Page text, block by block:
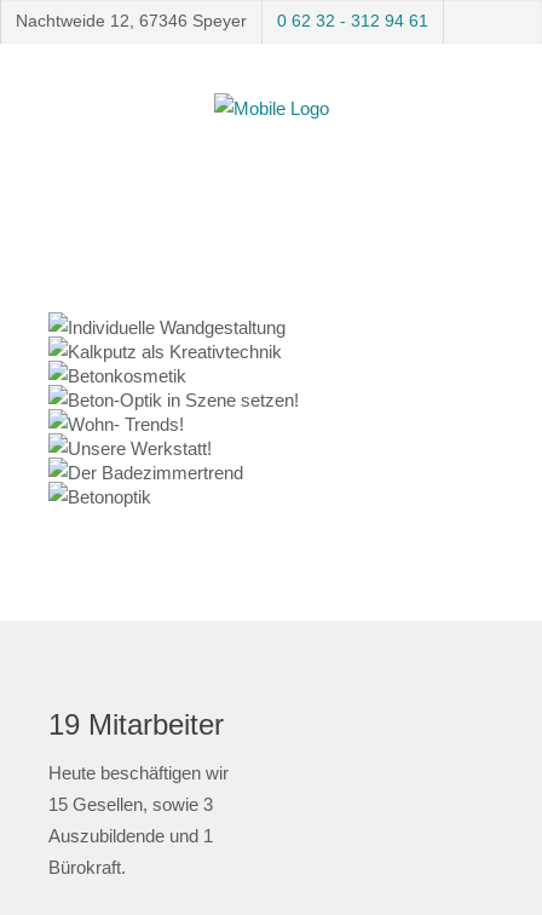
Nachtweide 12, 67346 Speyer 0 62 32 - 312 94 61
19 Mitarbeiter
Heute beschäftigen wir
15 Gesellen, sowie 3
Auszubildende und 1
Bürokraft.